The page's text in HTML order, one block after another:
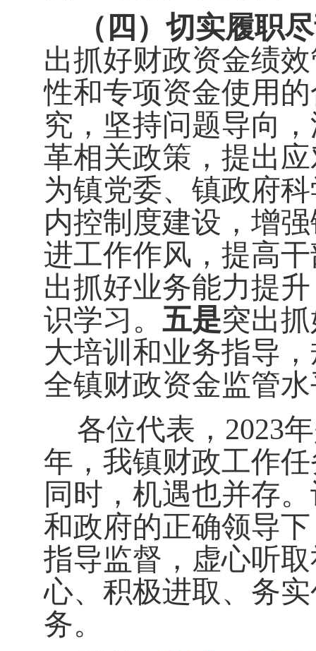
（四）切实履职
出抓好财政资金绩
性和专项资金使用
究，坚持问题导向
革相关政策，提出
为镇党委、镇政府
内控制度建设，增
进工作作风，提高
出抓好业务能力提
识学习。 五是突出
大培训和业务指导
全镇财政资金监管
各位代表， 2023年
年，我镇财政工作
同时，机遇也并存
和政府的正确领导
指导监督 ， 虚心听
心、积极进取、务
务。